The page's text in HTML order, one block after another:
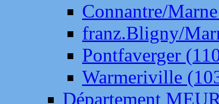
Connantre/
franz.Bligny/
Pontfaverger
Warmeriville
Département